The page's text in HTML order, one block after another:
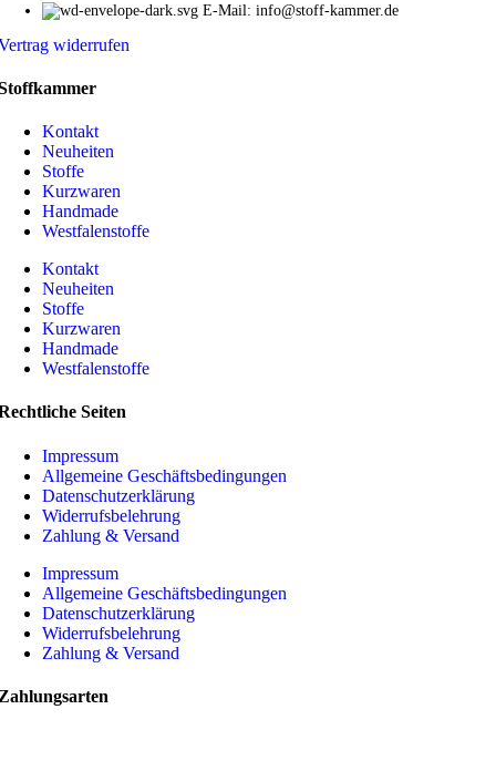
E-Mail: info@stoff-kammer.de
widerrufen
Kontakt
Neuheiten
Stoffe
Kurzwaren
Handmade
Westfalenstoffe
Kontakt
Neuheiten
Stoffe
Kurzwaren
Handmade
Westfalenstoffe
Seiten
Impressum
Allgemeine Geschäftsbedingungen
Datenschutzerklärung
Widerrufsbelehrung
Zahlung & Versand
Impressum
Allgemeine Geschäftsbedingungen
Datenschutzerklärung
Widerrufsbelehrung
Zahlung & Versand